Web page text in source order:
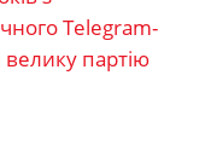
Telegram-
велику партію